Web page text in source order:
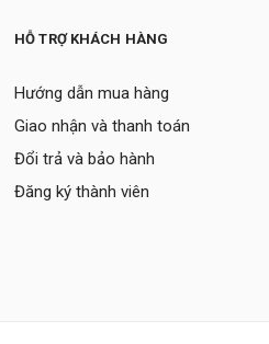
HỖ TRỢ KHÁCH HÀNG
Hướng dẫn mua hàng
Giao nhận và thanh toán
Đổi trả và bảo hành
Đăng ký thành viên